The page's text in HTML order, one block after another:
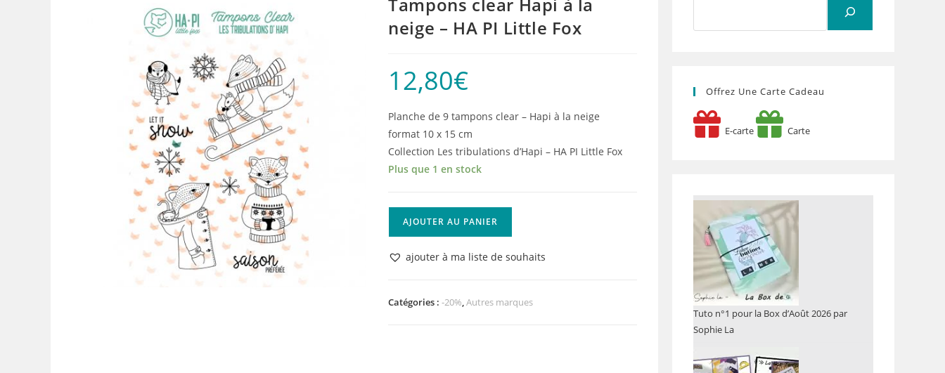
neige – HA PI Little Fox
12,80€
Planche de 9 tampons clear – Hapi à la neige
format 10 x 15 cm
Collection Les tribulations d’Hapi – HA PI Little Fox
Plus que 1 en stock
Tampons
clear
à
AJOUTER AU PANIER
ajouter à ma liste de souhaits
Catégories :-20%,Autres marques
Offrez Une Carte Cadeau
E-carte Carte
Tuto n°1 pour la Box d’Août 2026 par
Sophie La